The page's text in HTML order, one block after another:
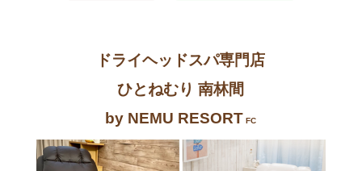
ドライヘッドスパ専門店
ひとねむり 南林間
by NEMU RESORT FC